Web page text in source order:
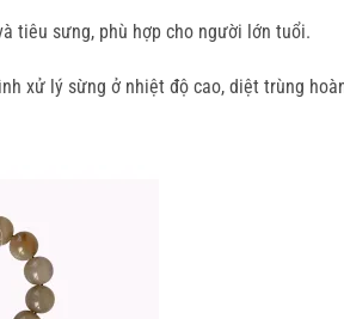
tiêu sưng, phù hợp cho người lớn tuổi.
xử lý sừng ở nhiệt độ cao, diệt trùng